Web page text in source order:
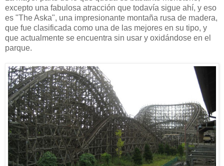
excepto una fabulosa atracción que todavía sigue ahí, y eso
es "The Aska", una impresionante montaña rusa de madera,
que fue clasificada como una de las mejores en su tipo, y
que actualmente se encuentra sin usar y oxidándose en el
parque.